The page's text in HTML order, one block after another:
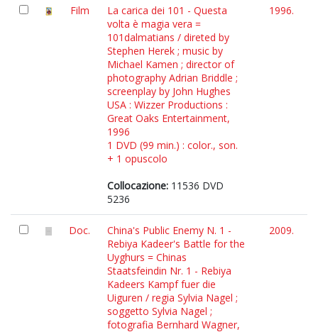
Film
La carica dei 101 - Questa
volta è magia vera =
101dalmatians / direted by
Stephen Herek ; music by
Michael Kamen ; director of
photography Adrian Briddle ;
screenplay by John Hughes
USA : Wizzer Productions :
Great Oaks Entertainment,
1996
1 DVD (99 min.) : color., son.
+ 1 opuscolo
Collocazione: 11536 DVD
5236
1996.
Doc.
China's Public Enemy N. 1 -
Rebiya Kadeer's Battle for the
Uyghurs = Chinas
Staatsfeindin Nr. 1 - Rebiya
Kadeers Kampf fuer die
Uiguren / regia Sylvia Nagel ;
soggetto Sylvia Nagel ;
fotografia Bernhard Wagner,
2009.